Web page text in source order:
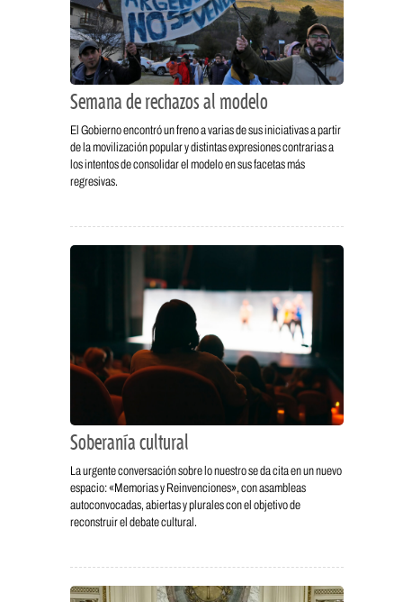
Semana de rechazos al modelo
El Gobierno encontró un freno a varias de sus iniciativas a partir
de la movilización popular y distintas expresiones contrarias a
los intentos de consolidar el modelo en sus facetas más
regresivas.
Soberanía cultural
La urgente conversación sobre lo nuestro se da cita en un nuevo
espacio: «Memorias y Reinvenciones», con asambleas
autoconvocadas, abiertas y plurales con el objetivo de
reconstruir el debate cultural.